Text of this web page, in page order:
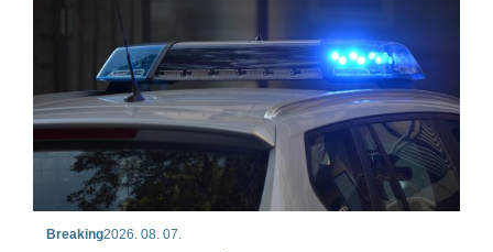
Breaking2026. 08. 07.